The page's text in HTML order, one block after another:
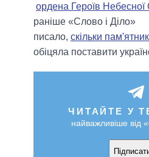
ордена Героїв Небесної
раніше «Слово і Діло»
писало, скільки
обіцяла поставити
ЧИТАЙТЕ У
найважливіше від